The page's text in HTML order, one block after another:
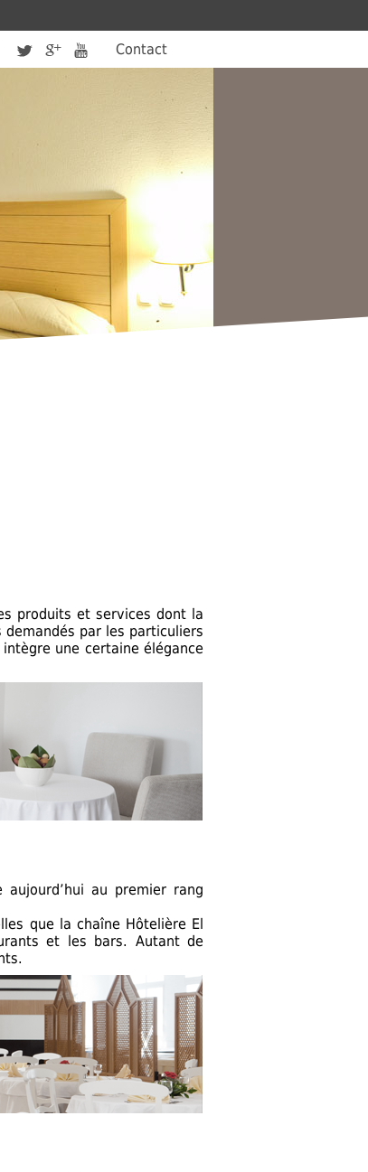
Contact
produits et services dont la
par les particuliers
une certaine élégance
au premier rang
que la chaîne Hôtelière El
et les bars. Autant de